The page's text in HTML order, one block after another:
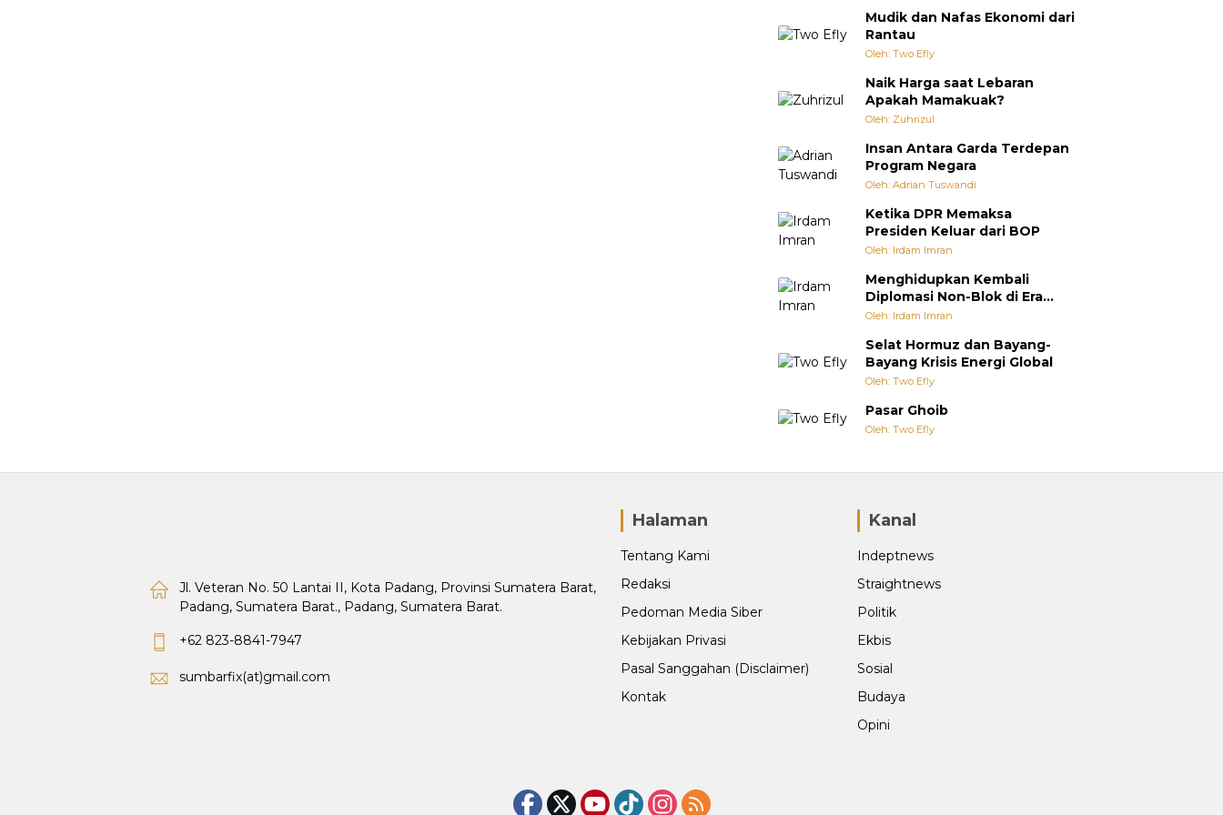
Mudik dan Nafas Ekonomi dari
Rantau
Oleh: Two Efly
Naik Harga saat Lebaran
Apakah Mamakuak?
Oleh: Zuhrizul
Insan Antara Garda Terdepan
Program Negara
Oleh: Adrian Tuswandi
Ketika DPR Memaksa
Presiden Keluar dari BOP
Oleh: Irdam Imran
Menghidupkan Kembali
Diplomasi Non-Blok di Era
Multipolar
Oleh: Irdam Imran
Selat Hormuz dan Bayang-
Bayang Krisis Energi Global
Oleh: Two Efly
Pasar Ghoib
Oleh: Two Efly
Jl. Veteran No. 50 Lantai II, Kota Padang, Provinsi Sumatera Barat,
Padang, Sumatera Barat., Padang, Sumatera Barat.
+62 823-8841-7947
sumbarfix(at)gmail.com
Halaman
Tentang Kami
Redaksi
Pedoman Media Siber
Kebijakan Privasi
Pasal Sanggahan (Disclaimer)
Kontak
Kanal
Indeptnews
Straightnews
Politik
Ekbis
Sosial
Budaya
Opini